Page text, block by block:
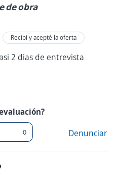
de obra
Recibí y acepté la oferta
2 dias de entrevista
0 Denunciar